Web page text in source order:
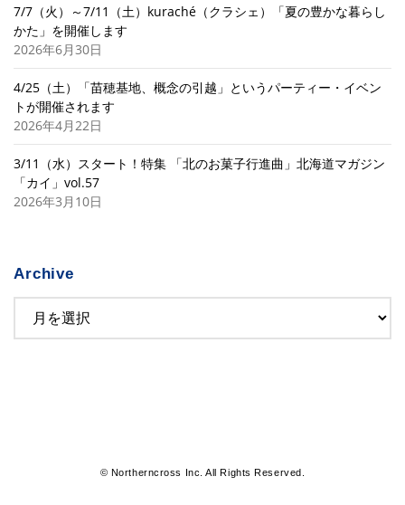
7/7（火）～7/11（土）kuraché（クラシェ）「夏の豊かな暮らし
かた」を開催します
2026年6月30日
4/25（土）「苗穂基地、概念の引越」というパーティー・イベン
トが開催されます
2026年4月22日
3/11（水）スタート！特集 「北のお菓子行進曲」北海道マガジン
「カイ」vol.57
2026年3月10日
Archive
© Northerncross Inc. All Rights Reserved.